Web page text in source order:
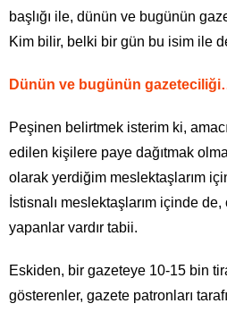
başlığı ile, dünün ve bugünün
Kim bilir, belki bir gün bu isim ile
Dünün ve bugünün
Peşinen belirtmek isterim ki,
edilen kişilere paye dağıtmak
olarak yerdiğim meslektaşlarım
İstisnalı meslektaşlarım içinde
yapanlar vardır tabii.
Eskiden, bir gazeteye 10-15 bin
gösterenler, gazete patronları